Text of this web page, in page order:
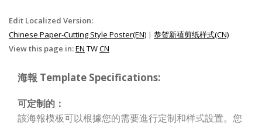
Edit Localized Version:
Chinese Paper-Cutting Style Poster(EN) | 恭贺新禧剪纸样式(CN)
View this page in:EN TWCN
海報 Template Specifications:
可定制的：
該海報模板可以根據您的需要進行定制和样式設置。您